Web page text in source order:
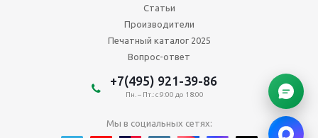
Статьи
Производители
Печатный каталог 2025
Вопрос-ответ
+7(495) 921-39-86
Пн. – Пт.: с 9:00 до 18:00
Мы в социальных сетях: